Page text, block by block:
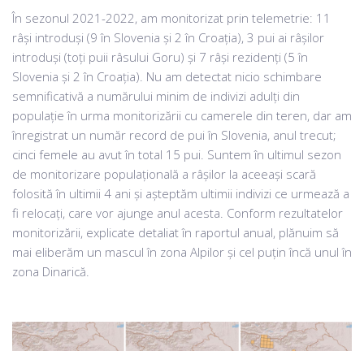
În sezonul 2021-2022, am monitorizat prin telemetrie: 11
râși introduși (9 în Slovenia și 2 în Croația), 3 pui ai râșilor
introduși (toți puii râsului Goru) și 7 râși rezidenți (5 în
Slovenia și 2 în Croația). Nu am detectat nicio schimbare
semnificativă a numărului minim de indivizi adulți din
populație în urma monitorizării cu camerele din teren, dar am
înregistrat un număr record de pui în Slovenia, anul trecut;
cinci femele au avut în total 15 pui. Suntem în ultimul sezon
de monitorizare populațională a râșilor la aceeași scară
folosită în ultimii 4 ani și așteptăm ultimii indivizi ce urmează a
fi relocați, care vor ajunge anul acesta. Conform rezultatelor
monitorizării, explicate detaliat în raportul anual, plănuim să
mai eliberăm un mascul în zona Alpilor și cel puțin încă unul în
zona Dinarică.